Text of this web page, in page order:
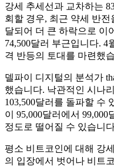
강세 추세선과 교차하는
회할 경우, 최근 약세 반
달되어 더 큰 하락으로 이
74,500달러 부근입니다.
격 반등의 토대를 마련했
델파이 디지털의 분석가
했습니다. 낙관적인 시나
103,500달러를 돌파할 수
이 95,000달러에서 99,000
정도로 떨어질 수 있습니
평소 비트코인에 대해 강
의 입장에서 벗어나 비트